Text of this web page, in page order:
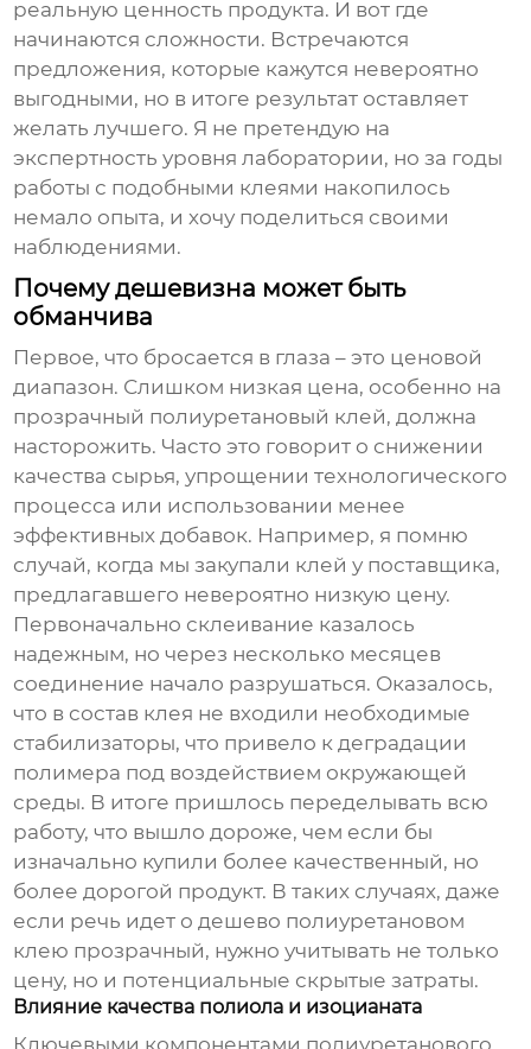
реальную ценность продукта. И вот где
начинаются сложности. Встречаются
предложения, которые кажутся невероятно
выгодными, но в итоге результат оставляет
желать лучшего. Я не претендую на
экспертность уровня лаборатории, но за годы
работы с подобными клеями накопилось
немало опыта, и хочу поделиться своими
наблюдениями.
Почему дешевизна может быть
обманчива
Первое, что бросается в глаза – это ценовой
диапазон. Слишком низкая цена, особенно на
прозрачный полиуретановый клей, должна
насторожить. Часто это говорит о снижении
качества сырья, упрощении технологического
процесса или использовании менее
эффективных добавок. Например, я помню
случай, когда мы закупали клей у поставщика,
предлагавшего невероятно низкую цену.
Первоначально склеивание казалось
надежным, но через несколько месяцев
соединение начало разрушаться. Оказалось,
что в состав клея не входили необходимые
стабилизаторы, что привело к деградации
полимера под воздействием окружающей
среды. В итоге пришлось переделывать всю
работу, что вышло дороже, чем если бы
изначально купили более качественный, но
более дорогой продукт. В таких случаях, даже
если речь идет одешево полиуретановом
клею прозрачный, нужно учитывать не только
цену, но и потенциальные скрытые затраты.
Влияние качества полиола и изоцианата